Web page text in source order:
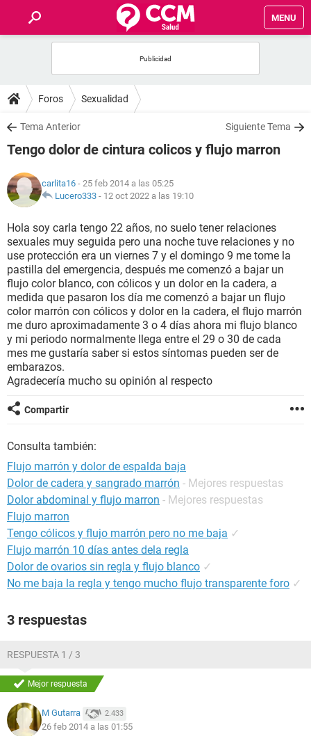
MENU
FOROS
SALUD
FAMILIA
NUTRICIÓN
BIENESTAR
SEXUALIDAD
GLOSARIO
Foros Sexualidad
Tema Anterior Siguiente Tema
Tengo dolor de cintura colicos y flujo marron
carlita16 - 25 feb 2014 a las 05:25
Lucero333 - 12 oct 2022 a las 19:10
Hola soy carla tengo 22 años, no suelo tener relaciones
sexuales muy seguida pero una noche tuve relaciones y no
use protección era un viernes 7 y el domingo 9 me tome la
pastilla del emergencia, después me comenzó a bajar un
flujo color blanco, con cólicos y un dolor en la cadera, a
medida que pasaron los día me comenzó a bajar un flujo
color marrón con cólicos y dolor en la cadera, el flujo marrón
me duro aproximadamente 3 o 4 días ahora mi flujo blanco
y mi periodo normalmente llega entre el 29 o 30 de cada
mes me gustaría saber si estos síntomas pueden ser de
embarazos.
Agradecería mucho su opinión al respecto
Compartir
Consulta también:
Flujo marrón y dolor de espalda baja
Dolor de cadera y sangrado marrón - Mejores respuestas
Dolor abdominal y flujo marron - Mejores respuestas
Flujo marron
Tengo cólicos y flujo marrón pero no me baja ✓
Flujo marrón 10 días antes dela regla
Dolor de ovarios sin regla y flujo blanco ✓
No me baja la regla y tengo mucho flujo transparente foro ✓
3 respuestas
RESPUESTA 1 / 3
Mejor respuesta
M Gutarra 2.433
26 feb 2014 a las 01:55